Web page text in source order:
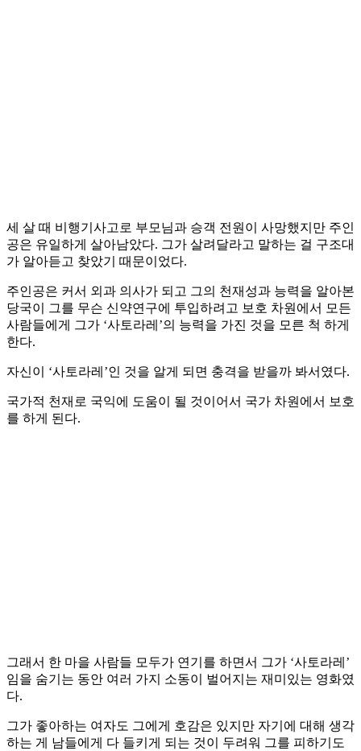
세 살 때 비행기사고로 부모님과 승객 전원이 사망했지만 주인
공은 유일하게 살아남았다. 그가 살려달라고 말하는 걸 구조대
가 알아듣고 찾았기 때문이었다.
주인공은 커서 외과 의사가 되고 그의 천재성과 능력을 알아본
당국이 그를 무슨 신약연구에 투입하려고 보호 차원에서 모든
사람들에게 그가 ‘사토라레’의 능력을 가진 것을 모른 척 하게
한다.
자신이 ‘사토라레’인 것을 알게 되면 충격을 받을까 봐서였다.
국가적 천재로 국익에 도움이 될 것이어서 국가 차원에서 보호
를 하게 된다.
그래서 한 마을 사람들 모두가 연기를 하면서 그가 ‘사토라레’
임을 숨기는 동안 여러 가지 소동이 벌어지는 재미있는 영화였
다.
그가 좋아하는 여자도 그에게 호감은 있지만 자기에 대해 생각
하는 게 남들에게 다 들키게 되는 것이 두려워 그를 피하기도